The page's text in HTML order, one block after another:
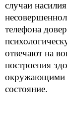
случаи
телефона
отвечают на
построения
окружающими
состояние.